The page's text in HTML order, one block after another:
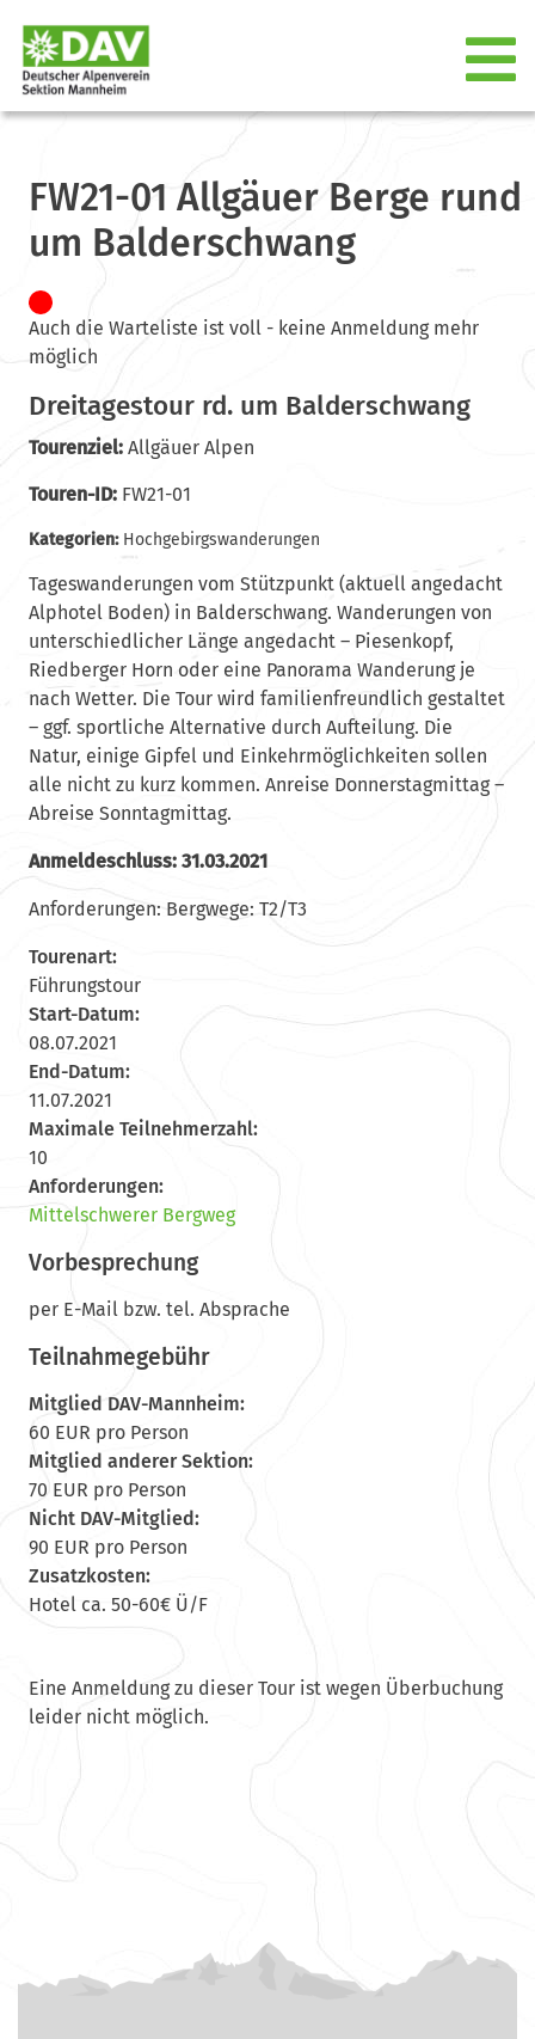
FW21-01 Allgäuer Berge rund
um Balderschwang
Auch die Warteliste ist voll - keine Anmeldung mehr
möglich
Dreitagestour rd. um Balderschwang
Tourenziel:Allgäuer Alpen
Touren-ID:FW21-01
Kategorien: Hochgebirgswanderungen
Tageswanderungen vom Stützpunkt (aktuell angedacht
Alphotel Boden) in Balderschwang. Wanderungen von
unterschiedlicher Länge angedacht – Piesenkopf,
Riedberger Horn oder eine Panorama Wanderung je
nach Wetter. Die Tour wird familienfreundlich gestaltet
– ggf. sportliche Alternative durch Aufteilung. Die
Natur, einige Gipfel und Einkehrmöglichkeiten sollen
alle nicht zu kurz kommen. Anreise Donnerstagmittag –
Abreise Sonntagmittag.
Anmeldeschluss: 31.03.2021
Anforderungen: Bergwege: T2/T3
Tourenart:
Führungstour
Start-Datum:
08.07.2021
End-Datum:
11.07.2021
Maximale Teilnehmerzahl:
10
Anforderungen:
Mittelschwerer Bergweg
Vorbesprechung
per E-Mail bzw. tel. Absprache
Teilnahmegebühr
Mitglied DAV-Mannheim:
60 EUR pro Person
Mitglied anderer Sektion:
70 EUR pro Person
Nicht DAV-Mitglied:
90 EUR pro Person
Zusatzkosten:
Hotel ca. 50-60€ Ü/F
Eine Anmeldung zu dieser Tour ist wegen Überbuchung
leider nicht möglich.